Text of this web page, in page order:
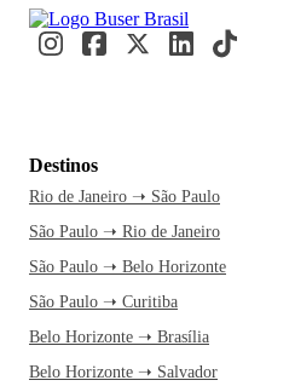
Destinos
Rio de Janeiro ➝ São Paulo
São Paulo ➝ Rio de Janeiro
São Paulo ➝ Belo Horizonte
São Paulo ➝ Curitiba
Belo Horizonte ➝ Brasília
Belo Horizonte ➝ Salvador